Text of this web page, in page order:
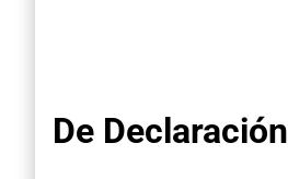
De Declaración